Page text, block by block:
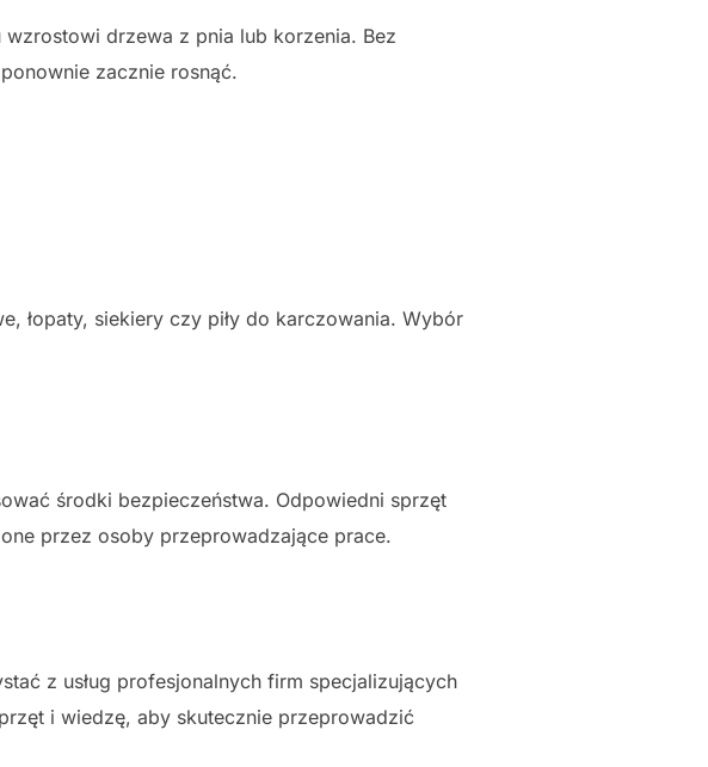
drzewa z pnia lub korzenia. Bez
zacznie rosnąć.
łopaty, siekiery czy piły do karczowania. Wybór
środki bezpieczeństwa. Odpowiedni sprzęt
przez osoby przeprowadzające prace.
z usług profesjonalnych firm specjalizujących
i wiedzę, aby skutecznie przeprowadzić